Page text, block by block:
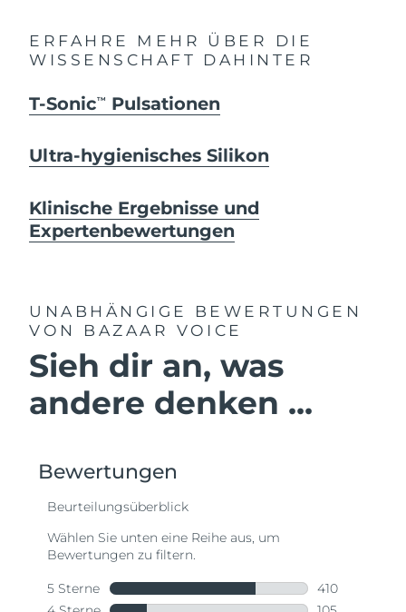
ERFAHRE MEHR ÜBER DIE
WISSENSCHAFT DAHINTER
T-SonicTM Pulsationen
Ultra-hygienisches Silikon
Klinische Ergebnisse und
Expertenbewertungen
UNABHÄNGIGE BEWERTUNGEN
VON BAZAAR VOICE
Sieh dir an, was
andere denken ...